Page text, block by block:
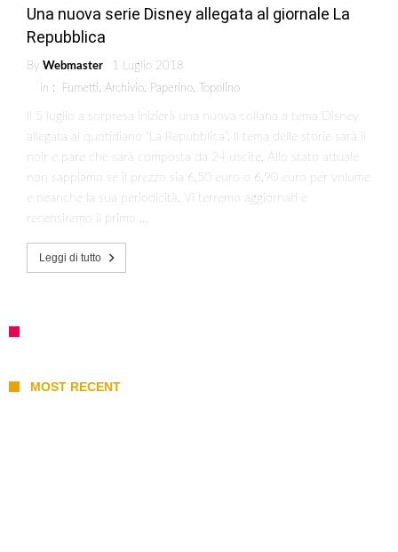
Una nuova serie Disney allegata al giornale La
Repubblica
By Webmaster
1 Luglio 2018
in :
Fumetti, Archivio, Paperino, Topolino
Il 5 luglio a sorpresa inizierà una nuova collana a tema Disney
allegata al quotidiano “La Repubblica”. Il tema delle storie sarà il
noir e pare che sarà composta da 24 uscite. Allo stato attuale
non sappiamo se il prezzo sia 6,50 euro o 6,90 euro per volume
e neanche la sua periodicità. Vi terremo aggiornati e
recensiremo il primo …
Leggi di tutto
MOST RECENT